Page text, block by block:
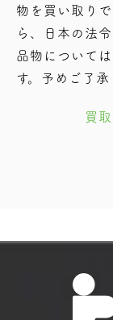
物を買い取り
ら、⽇本の法
品物について
す。予めご了承
買